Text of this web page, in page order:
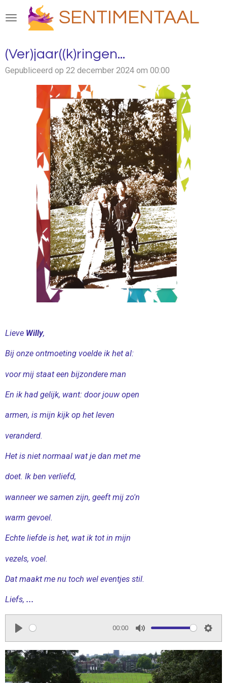
direct
de
hoofdinhoud
SENTIMENTAAL
(Ver)jaar((k)ringen...
Gepubliceerd op 22 december 2024 om 00:00
Lieve Willy,
Bij onze ontmoeting voelde ik het al:
voor mij staat een bijzondere man
En ik had gelijk, want: door jouw open
armen, is mijn kijk op het leven
veranderd.
Het is niet normaal wat je dan met me
doet. Ik ben verliefd,
wanneer we samen zijn, geeft mij zo'n
warm gevoel.
Echte liefde is het, wat ik tot in mijn
vezels, voel.
Dat maakt me nu toch wel eventjes stil.
Liefs, ...
P
l
a
y
00:00
M
u
t
e
S
e
t